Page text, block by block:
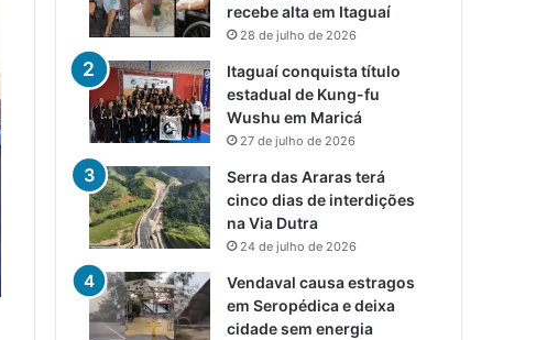
recebe alta em Itaguaí
28 de julho de 2026
Itaguaí conquista título
estadual de Kung-fu
Wushu em Maricá
27 de julho de 2026
Serra das Araras terá
cinco dias de interdições
na Via Dutra
24 de julho de 2026
Vendaval causa estragos
em Seropédica e deixa
cidade sem energia